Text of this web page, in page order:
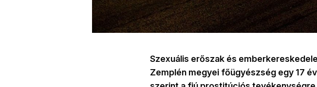
Szexuális erőszak és
Zemplén megyei főügyészség egy 17